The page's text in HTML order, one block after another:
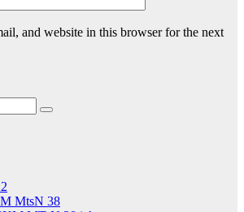
and website in this browser for the next
MtsN 38